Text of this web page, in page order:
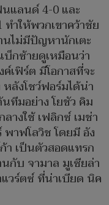
แลนด์ 4-0 และ
ทำให้พวกเขาคว้าชัย
นไม่มีปัญหานักเตะ
กซ้ายดูเหมือนว่า
เฟิร์ต มีโอกาสที่จะ
ลังโชว์ฟอร์มได้น่า
ทีมอย่าง โยชัว คิม
างใช้ เฟลิกซ์ เมช่า
พาฟโลวิช โดยมี อัง
า เป็นตัวสอดแทรก
นกับ จามาล มูเซียล่า
แวร์ตซ์ ที่น่าเบียด นิค